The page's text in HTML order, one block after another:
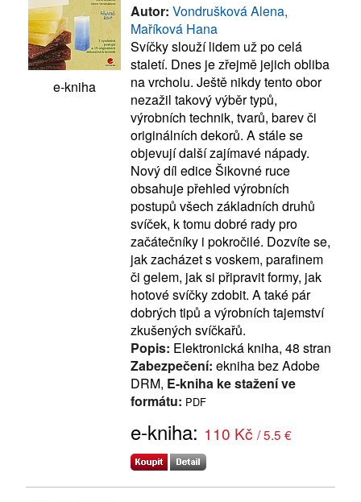
e-kniha
Autor: Vondrušková Alena,
Maříková Hana
Svíčky slouží lidem už po celá
staletí. Dnes je zřejmě jejich obliba
na vrcholu. Ještě nikdy tento obor
nezažil takový výběr typů,
výrobních technik, tvarů, barev či
originálních dekorů. A stále se
objevují další zajímavé nápady.
Nový díl edice Šikovné ruce
obsahuje přehled výrobních
postupů všech základních druhů
svíček, k tomu dobré rady pro
začátečníky i pokročilé. Dozvíte se,
jak zacházet s voskem, parafinem
či gelem, jak si připravit formy, jak
hotové svíčky zdobit. A také pár
dobrých tipů a výrobních tajemství
zkušených svíčkařů.
Popis: Elektronická kniha, 48 stran
Zabezpečení: ekniha bez Adobe
DRM, E-kniha ke stažení ve
formátu: PDF
e-kniha: 110 Kč / 5.5 €